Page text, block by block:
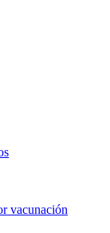
vacunación